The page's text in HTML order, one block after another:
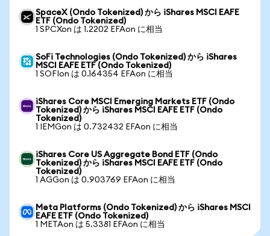
SpaceX (Ondo Tokenized) から iShares MSCI EAFE
ETF (Ondo Tokenized)
1 SPCXon は 1.2202 EFAon に相当
SoFi Technologies (Ondo Tokenized) から iShares
MSCI EAFE ETF (Ondo Tokenized)
1 SOFIon は 0.164354 EFAon に相当
iShares Core MSCI Emerging Markets ETF (Ondo
Tokenized) から iShares MSCI EAFE ETF (Ondo
Tokenized)
1 IEMGon は 0.732432 EFAon に相当
iShares Core US Aggregate Bond ETF (Ondo
Tokenized) から iShares MSCI EAFE ETF (Ondo
Tokenized)
1 AGGon は 0.903769 EFAon に相当
Meta Platforms (Ondo Tokenized) から iShares MSCI
EAFE ETF (Ondo Tokenized)
1 METAon は 5.3381 EFAon に相当